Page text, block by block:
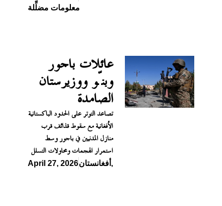
معلومات مضلِّلة
عائلات باجور
وبنّو ووزيرستان
الصامدة
تصاعد التوتر على الحدود الباكستانية
الأفغانية مع سقوط قذائف قرب
منازل المدنيين في باجور وسط
استمرار الهجمات ومحاولات التسلل
April 27, 2026أفغانستان ,